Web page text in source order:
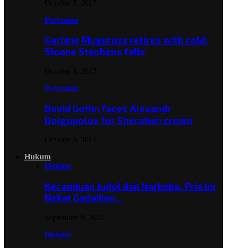
Pertanian
Garbine Muguruza retires with cold;
Sloane Stephens falls
Pertanian
David Goffin faces Alexandr
Dolgopolov for Shenzhen crown
Hukum
Hukum
Kecanduan Judol dan Narkoba, Pria Ini
Nekat Gadaikan…
Hukum